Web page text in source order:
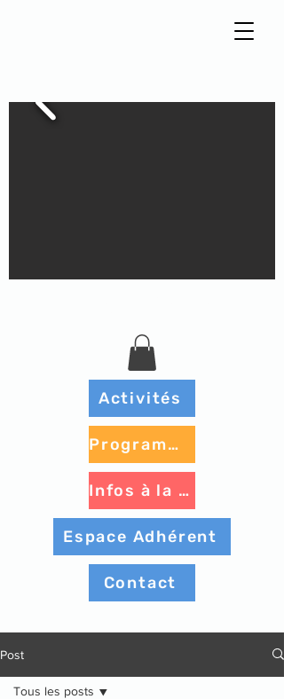
Activités
Contact
Espace Adhérent
Infos à la une
Programme à venir
Post
Tous les posts